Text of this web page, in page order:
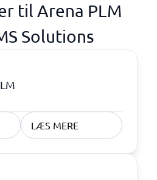
til Arena PLM
Solutions
LÆS MERE